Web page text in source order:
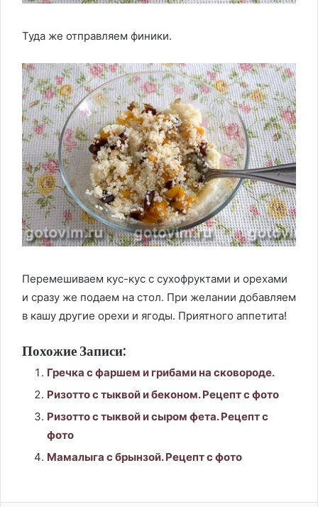
Туда же отправляем финики.
Перемешиваем кус-кус с сухофруктами и орехами
и сразу же подаем на стол. При желании добавляем
в кашу другие орехи и ягоды. Приятного аппетита!
Похожие Записи:
Гречка с фаршем и грибами на сковороде.
Ризотто с тыквой и беконом. Рецепт с фото
Ризотто с тыквой и сыром фета. Рецепт с
фото
Мамалыга с брынзой. Рецепт с фото